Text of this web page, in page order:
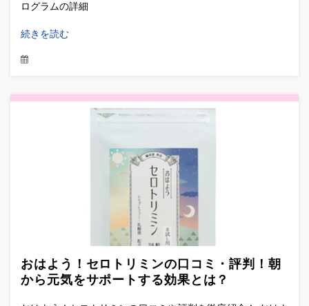
ログラムの詳細
続きを読む
おはよう！セロトリミンの口コミ・評判！朝
から元気をサポートする効果とは？